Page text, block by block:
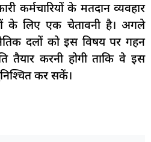
कर्मचारियों के मतदान व्यवहार
के लिए एक चेतावनी है। अगले
दलों को इस विषय पर गहन
तैयार करनी होगी ताकि वे इस
कर सकें।